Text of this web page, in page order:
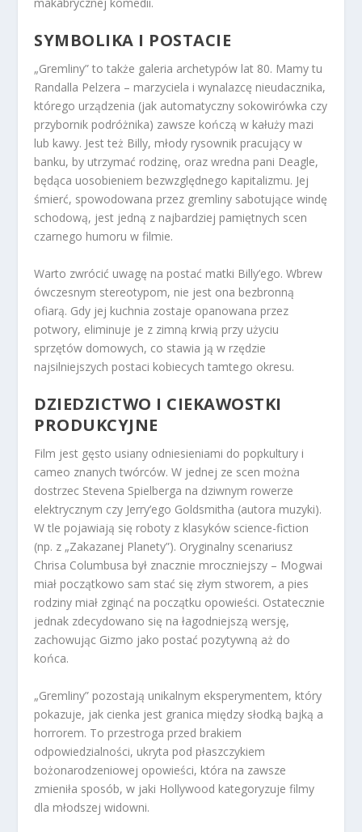
SYMBOLIKA I POSTACIE
„Gremliny” to także galeria archetypów lat 80. Mamy tu
Randalla Pelzera – marzyciela i wynalazcę nieudacznika,
którego urządzenia (jak automatyczny sokowirówka czy
przybornik podróżnika) zawsze kończą w kałuży mazi
lub kawy. Jest też Billy, młody rysownik pracujący w
banku, by utrzymać rodzinę, oraz wredna pani Deagle,
będąca uosobieniem bezwzględnego kapitalizmu. Jej
śmierć, spowodowana przez gremliny sabotujące windę
schodową, jest jedną z najbardziej pamiętnych scen
czarnego humoru w filmie.
Warto zwrócić uwagę na postać matki Billy’ego. Wbrew
ówczesnym stereotypom, nie jest ona bezbronną
ofiarą. Gdy jej kuchnia zostaje opanowana przez
potwory, eliminuje je z zimną krwią przy użyciu
sprzętów domowych, co stawia ją w rzędzie
najsilniejszych postaci kobiecych tamtego okresu.
DZIEDZICTWO I CIEKAWOSTKI
PRODUKCYJNE
Film jest gęsto usiany odniesieniami do popkultury i
cameo znanych twórców. W jednej ze scen można
dostrzec Stevena Spielberga na dziwnym rowerze
elektrycznym czy Jerry’ego Goldsmitha (autora muzyki).
W tle pojawiają się roboty z klasyków science-fiction
(np. z „Zakazanej Planety”). Oryginalny scenariusz
Chrisa Columbusa był znacznie mroczniejszy – Mogwai
miał początkowo sam stać się złym stworem, a pies
rodziny miał zginąć na początku opowieści. Ostatecznie
jednak zdecydowano się na łagodniejszą wersję,
zachowując Gizmo jako postać pozytywną aż do
końca.
„Gremliny” pozostają unikalnym eksperymentem, który
pokazuje, jak cienka jest granica między słodką bajką a
horrorem. To przestroga przed brakiem
odpowiedzialności, ukryta pod płaszczykiem
bożonarodzeniowej opowieści, która na zawsze
zmieniła sposób, w jaki Hollywood kategoryzuje filmy
dla młodszej widowni.